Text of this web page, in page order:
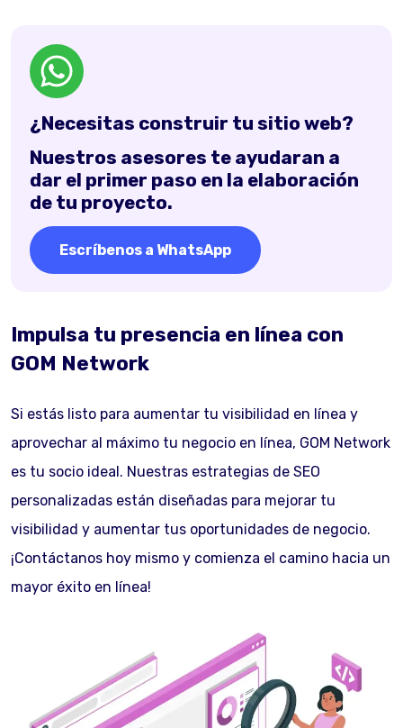
¿Necesitas construir tu sitio web?
Nuestros asesores te ayudaran a
dar el primer paso en la elaboración
de tu proyecto.
Escríbenos a WhatsApp
Impulsa tu presencia en línea con
GOM Network
Si estás listo para aumentar tu visibilidad en línea y
aprovechar al máximo tu negocio en línea, GOM Network
es tu socio ideal. Nuestras estrategias de SEO
personalizadas están diseñadas para mejorar tu
visibilidad y aumentar tus oportunidades de negocio.
¡Contáctanos hoy mismo y comienza el camino hacia un
mayor éxito en línea!